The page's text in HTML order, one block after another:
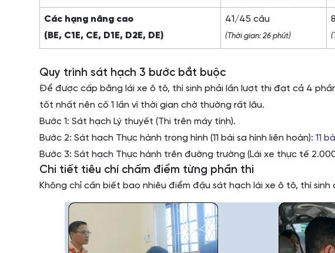
Các hạng nâng cao
(BE, C1E, CE, D1E, D2E, DE)
41/45 câu
(Thời gian: 26 phút)
Quy trình sát hạch 3 bước bắt buộc
Để được cấp bằng lái xe ô tô, thí sinh phải lần lượt thi đạt cả 4
tốt nhất nên cố 1 lần vì thời gian chờ thường rất lâu.
Bước 1: Sát hạch Lý thuyết (Thi trên máy tính).
Bước 2: Sát hạch Thực hành trong hình (11 bài sa hình liên hoàn): 11
Bước 3: Sát hạch Thực hành trên đường trường (Lái xe thực tế
Chi tiết tiêu chí chấm điểm từng phần thi
Không chỉ cần biết bao nhiêu điểm đậu sát hạch lái xe ô tô, thí